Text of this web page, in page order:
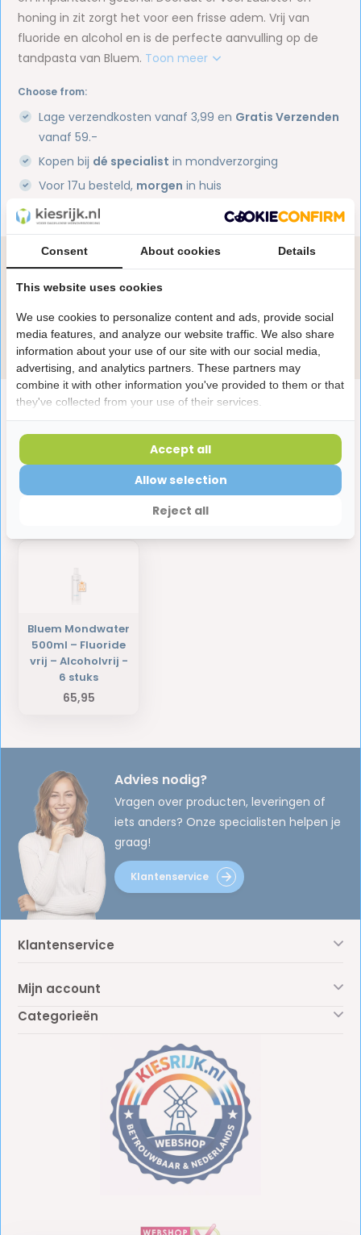
honing in zit zorgt het voor een frisse adem. Vrij van
fluoride en alcohol en is de perfecte aanvulling op de
tandpasta van Bluem. Toon meer
Choose from:
Lage verzendkosten vanaf 3,99 en Gratis Verzenden
vanaf 59.-
Kopen bij dé specialist in mondverzorging
Voor 17u besteld, morgen in huis
1 miljoen+tevreden klanten
Productomschrijving
Heb je een vraag over dit product?
Onze specialisten helpen je graag! Spreek ons aan
Stuur e-mail
Laatst bekeken producten
Bluem Mondwater
500ml – Fluoride
vrij – Alcoholvrij -
6 stuks
65,95
Advies nodig?
Vragen over producten, leveringen of
iets anders? Onze specialisten helpen je
graag!
Klantenservice
Klantenservice
Mijn account
Categorieën
Consent About cookies Details
This website uses cookies
We use cookies to personalize content and ads, provide social
media features, and analyze our website traffic. We also share
information about your use of our site with our social media,
advertising, and analytics partners. These partners may
combine it with other information you've provided to them or that
they've collected from your use of their services.
Reject all
Allow selection
Accept all